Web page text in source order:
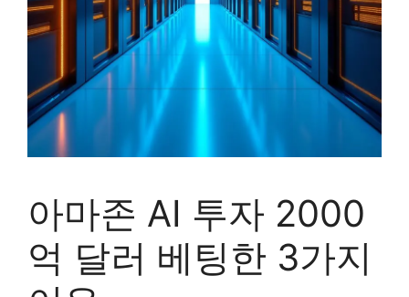
아마존 AI 투자 2000
억 달러 베팅한 3가지